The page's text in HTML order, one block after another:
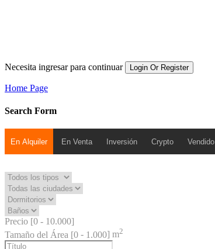
Necesita ingresar para continuar Login Or Register
Home Page
Search Form
En Alquiler En Venta Inversión Crypto Vendido
Precio [0 - 10.000]
Tamaño del Área [0 - 1.000] m2